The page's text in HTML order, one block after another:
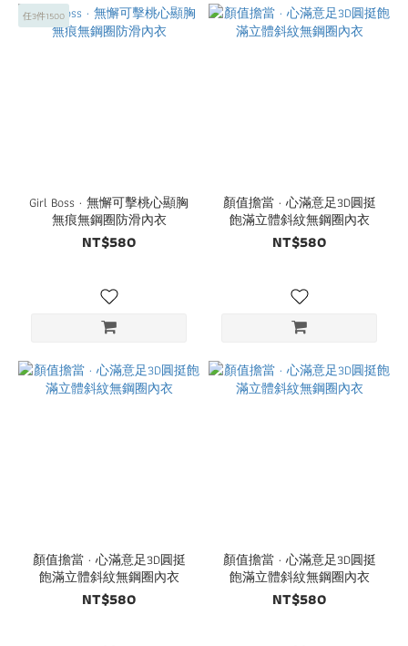
任3件1500
Girl Boss · 無懈可擊桃心顯胸
無痕無鋼圈防滑內衣
NT$580
顏值擔當 · 心滿意足3D圓挺
飽滿立體斜紋無鋼圈內衣
NT$580
顏值擔當 · 心滿意足3D圓挺
飽滿立體斜紋無鋼圈內衣
NT$580
顏值擔當 · 心滿意足3D圓挺
飽滿立體斜紋無鋼圈內衣
NT$580